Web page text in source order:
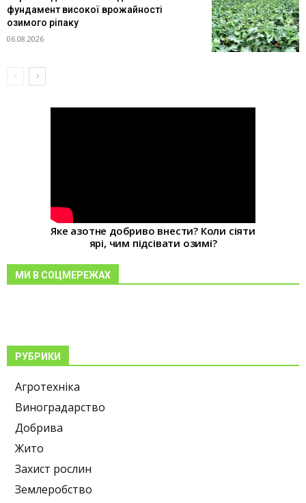
фундамент високої врожайності
озимого ріпаку
06.08.2026
Яке азотне добриво внести? Коли сіяти
ярі, чим підсівати озимі?
МИ В СОЦМЕРЕЖАХ
РУБРИКИ
Агротехніка
Виноградарство
Добрива
Жито
Захист рослин
Землеробство